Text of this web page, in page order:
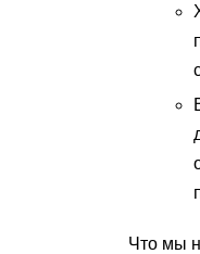
Что мы